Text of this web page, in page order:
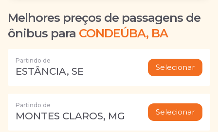
Melhores preços de passagens de
ônibus para CONDEÚBA, BA
Partindo de
ESTÂNCIA, SE Selecionar
Partindo de
MONTES CLAROS, MG Selecionar